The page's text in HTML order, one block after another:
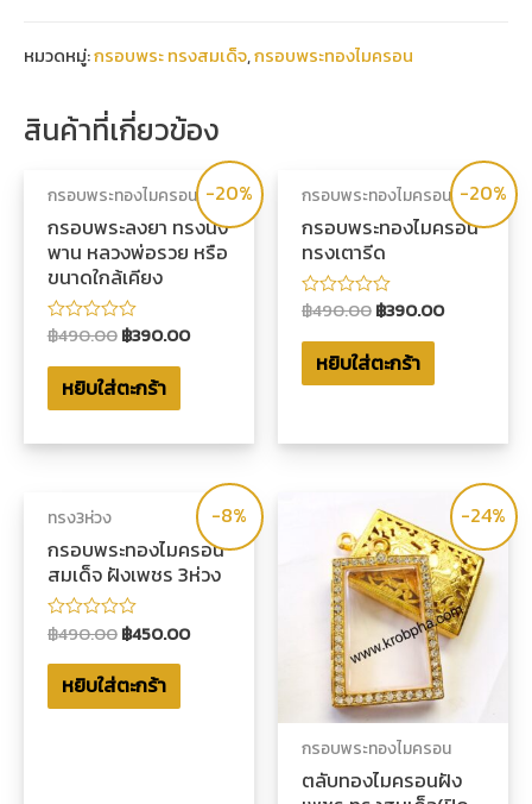
หมวดหมู่:กรอบพระ ทรงสมเด็จ,กรอบพระทองไมครอน
สินค้าที่เกี่ยวข้อง
-20%
กรอบพระทองไมครอน
กรอบพระลงยา ทรงนั่ง
พาน หลวงพ่อรวย หรือ
ขนาดใกล้เคียง
ให้
0
ตั้งแต่
฿490.00฿390.00
หยิบใส่ตะกร้า
-20%
กรอบพระทองไมครอน
กรอบพระทองไมครอน
ทรงเตารีด
ให้
0
ตั้งแต่
฿490.00฿390.00
หยิบใส่ตะกร้า
-8%
ทรง3ห่วง
กรอบพระทองไมครอน
สมเด็จ ฝังเพชร 3ห่วง
ให้
0
ตั้งแต่
5
฿490.00฿450.00
หยิบใส่ตะกร้า
-24%
กรอบพระทองไมครอน
ตลับทองไมครอนฝัง